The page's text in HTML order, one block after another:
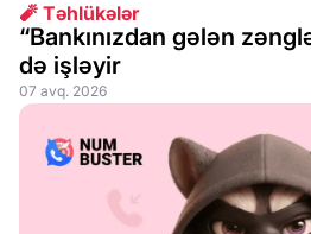
🧨 Təhlükələr
“Bankınızdan gələn
də işləyir
07 avq. 2026